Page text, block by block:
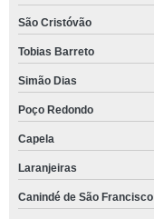
São Cristóvão
Tobias Barreto
Simão Dias
Poço Redondo
Capela
Laranjeiras
Canindé de São Francisco